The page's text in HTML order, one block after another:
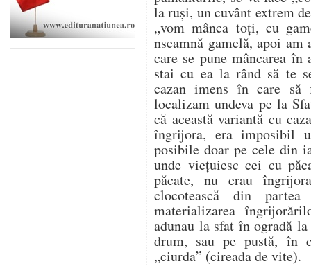
la ruşi, un cuvânt extrem
„vom mânca toţi, cu
nseamnă gamelă, apoi
care se pune mâncarea
stai cu ea la rând să te
cazan imens în care
localizam undeva pe la
că această variantă cu
îngrijora, era imposibil
posibile doar pe cele din
unde vieţuiesc cei cu
păcate, nu erau
clocotească din
materializarea
adunau la sfat în ogradă
drum, sau pe pustă, în
„ciurda” (cireada de vite).